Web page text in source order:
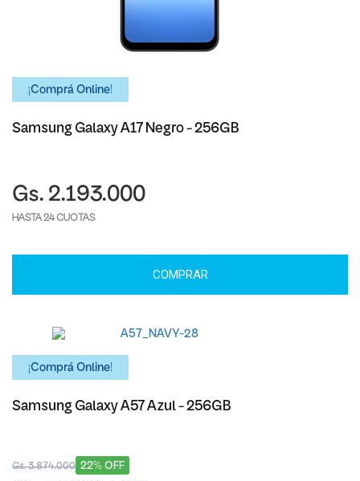
¡Comprá Online!
Samsung Galaxy A17 Negro - 256GB
Gs. 2.193.000
HASTA 24 CUOTAS
COMPRAR
¡Comprá Online!
Samsung Galaxy A57 Azul - 256GB
22% OFF
Gs. 3.874.000